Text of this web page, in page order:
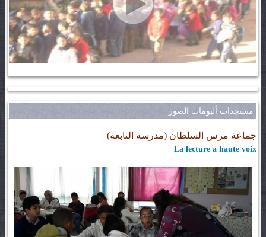
مستجدات ألبومات الصور
جماعة مرس السلطان (مدرسة النابغة)
La lecture a haute voix